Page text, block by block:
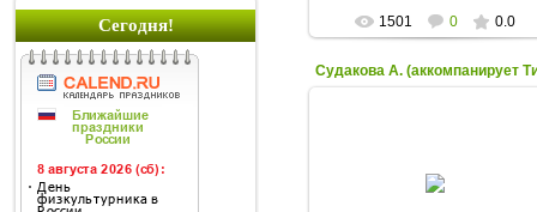
Сегодня! 1501 0 0.0